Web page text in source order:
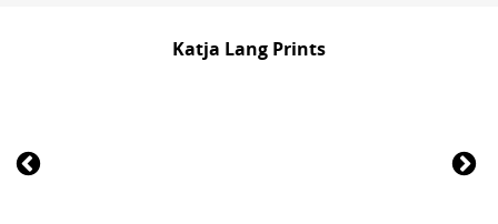
Katja Lang Prints